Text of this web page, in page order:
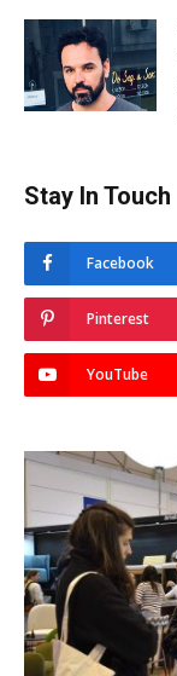
Stay In Touch
Facebook
Pinterest
YouTube